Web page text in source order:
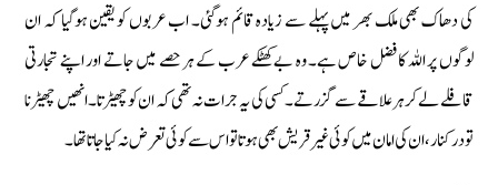
کی دھاک بھی ملک بھر میں پہلے سے زیادہ قائم ہوگئی۔ اب عربوں کو یقین ہوگیا کہ ان
لوگوں پر اللہ کا فضل خاص ہے۔ وہ بےکھٹکے عرب کے ہر حصے میں جاتے اور اپنے تجارتی
قافلے لے کر ہر علاقے سے گزرتے۔ کسی کی یہ جرات نہ تھی کہ ان کو چھیڑتا۔ انھیں چھیڑنا
تو درکنار، ان کی امان میں کوئی غیر قریش بھی ہوتا تو اس سے کوئی تعرض نہ کیا جاتا تھا۔